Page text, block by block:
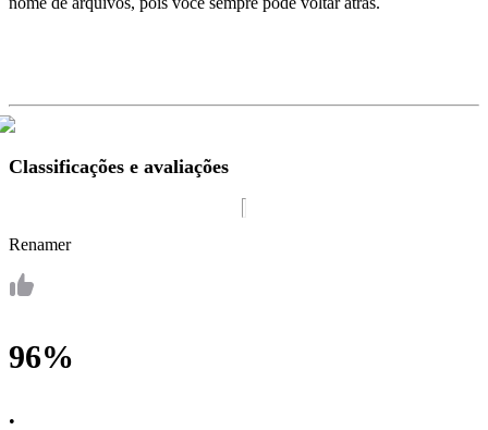
Classificações e avaliações
Renamer
96%
•